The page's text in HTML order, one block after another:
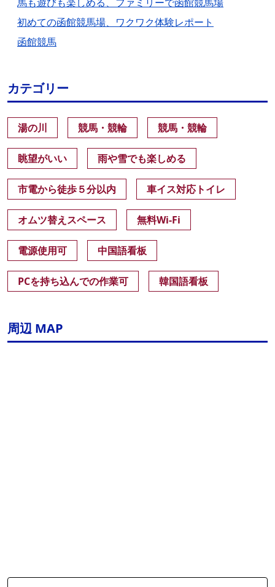
初めての函館競馬場、ワクワク体験レポート
函館競馬
カテゴリー
湯の川 競馬・競輪 競馬・競輪
眺望がいい 雨や雪でも楽しめる
市電から徒歩５分以内 車イス対応トイレ
オムツ替えスペース 無料Wi-Fi
電源使用可 中国語看板
PCを持ち込んでの作業可 韓国語看板
周辺 MAP